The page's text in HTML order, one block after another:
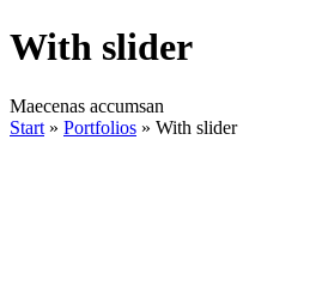
With slider
Maecenas accumsan
Start » Portfolios » With slider